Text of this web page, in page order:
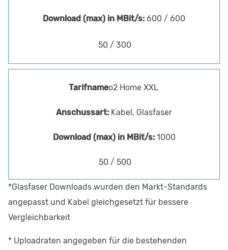
600 / 600
50 / 300
o2 Home XXL
Kabel, Glasfaser
1000
50 / 500
*Glasfaser Downloads wurden den Markt-Standards
angepasst und Kabel gleichgesetzt für bessere
Vergleichbarkeit
* Uploadraten angegeben für die bestehenden